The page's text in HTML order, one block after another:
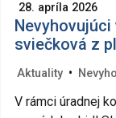
28. apríla 2026
sviečková z
Aktuality •
V rámci úradnej